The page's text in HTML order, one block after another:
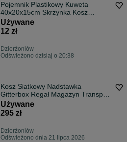
Pojemnik Plastikowy Kuweta
40x20x15cm Skrzynka Kosz
Magazyn Warsztat
Używane
12 zł
Dzierżoniów
Odświeżono dzisiaj o 20:38
Kosz Siatkowy Nadstawka
Gitterbox Regał Magazyn Transport
Paleta Euro 120x80x150cm
Używane
295 zł
Dzierżoniów
Odświeżono dnia 21 lipca 2026